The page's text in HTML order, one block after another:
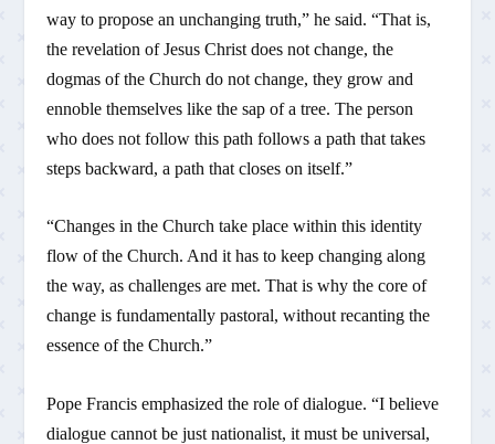
way to propose an unchanging truth,” he said. “That is,
the revelation of Jesus Christ does not change, the
dogmas of the Church do not change, they grow and
ennoble themselves like the sap of a tree. The person
who does not follow this path follows a path that takes
steps backward, a path that closes on itself.”
“Changes in the Church take place within this identity
flow of the Church. And it has to keep changing along
the way, as challenges are met. That is why the core of
change is fundamentally pastoral, without recanting the
essence of the Church.”
Pope Francis emphasized the role of dialogue. “I believe
dialogue cannot be just nationalist, it must be universal,